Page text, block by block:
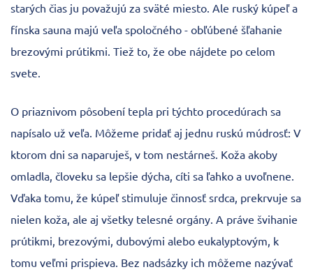
starých čias ju považujú za sväté miesto. Ale ruský kúpeľ a
fínska sauna majú veľa spoločného - obľúbené šľahanie
brezovými prútikmi. Tiež to, že obe nájdete po celom
svete.
O priaznivom pôsobení tepla pri týchto procedúrach sa
napísalo už veľa. Môžeme pridať aj jednu ruskú múdrosť: V
ktorom dni sa naparuješ, v tom nestárneš. Koža akoby
omladla, človeku sa lepšie dýcha, cíti sa ľahko a uvoľnene.
Vďaka tomu, že kúpeľ stimuluje činnosť srdca, prekrvuje sa
nielen koža, ale aj všetky telesné orgány. A práve švihanie
prútikmi, brezovými, dubovými alebo eukalyptovým, k
tomu veľmi prispieva. Bez nadsázky ich môžeme nazývať